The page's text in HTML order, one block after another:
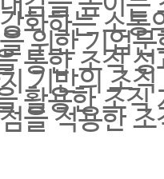
화하는 소통
위한 기업
통한 조직
기반의 조
활용한 조직
을 적용한